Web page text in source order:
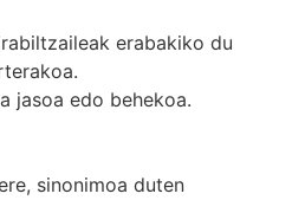
erabakiko du
jasoa edo behekoa.
sinonimoa duten